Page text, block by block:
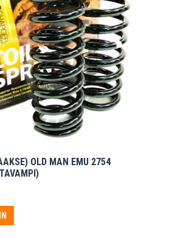
OLD MAN EMU 2754